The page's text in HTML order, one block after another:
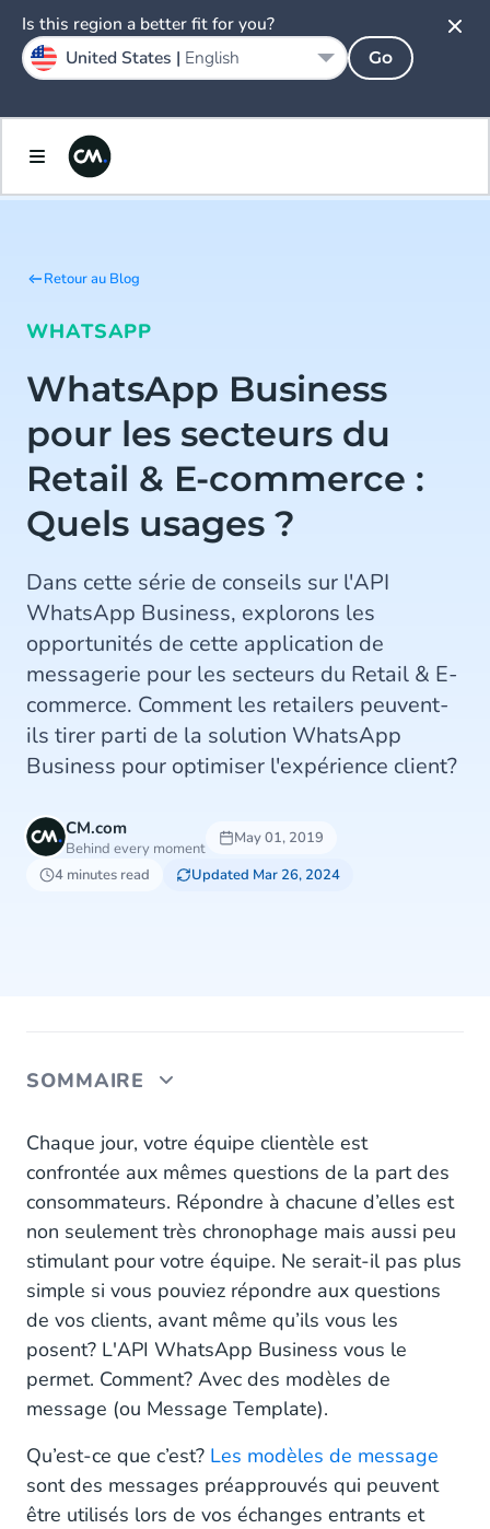
Retour au Blog
WHATSAPP
WhatsApp Business
pour les secteurs du
Retail & E-commerce :
Quels usages ?
Dans cette série de conseils sur l'API
WhatsApp Business, explorons les
opportunités de cette application de
messagerie pour les secteurs du Retail & E-
commerce. Comment les retailers peuvent-
ils tirer parti de la solution WhatsApp
Business pour optimiser l'expérience client?
CM.com
Behind every moment
May 01, 2019
4 minutes read
Updated Mar 26, 2024
SOMMAIRE
Utilisez dès à présent WhatsApp Business
Chaque jour, votre équipe clientèle est
confrontée aux mêmes questions de la part des
consommateurs. Répondre à chacune d’elles est
non seulement très chronophage mais aussi peu
stimulant pour votre équipe. Ne serait-il pas plus
simple si vous pouviez répondre aux questions
de vos clients, avant même qu’ils vous les
posent? L'API WhatsApp Business vous le
permet. Comment? Avec des modèles de
message (ou Message Template).
Qu’est-ce que c’est? Les modèles de message
sont des messages préapprouvés qui peuvent
être utilisés lors de vos échanges entrants et
Is this region a better fit for you?
United States | English Go